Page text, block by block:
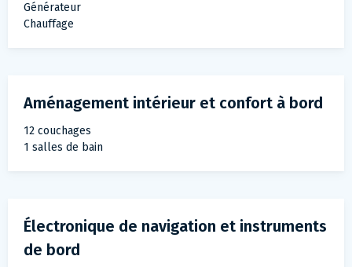
Générateur
Chauffage
Aménagement intérieur et confort à bord
12 couchages
1 salles de bain
Électronique de navigation et instruments
de bord